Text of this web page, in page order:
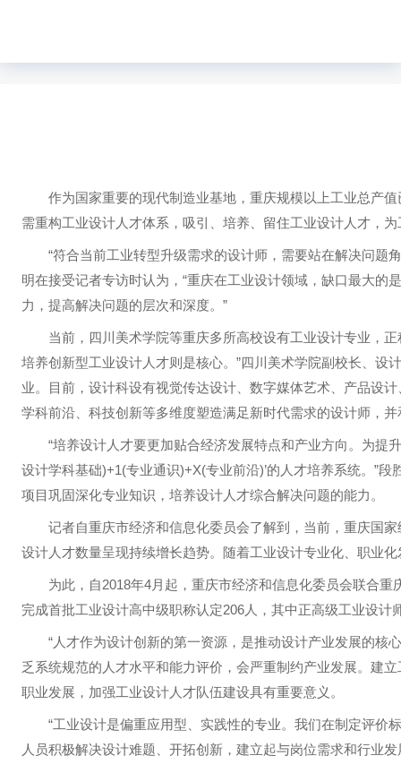
作为国家重要的现代制造业基地，重庆规模以上工业总产值
需重构工业设计人才体系，吸引、培养、留住工业设计人才，
“符合当前工业转型升级需求的设计师，需要站在解决问题
明在接受记者专访时认为，“重庆在工业设计领域，缺口最大
力，提高解决问题的层次和深度。”
当前，四川美术学院等重庆多所高校设有工业设计专业，正
培养创新型工业设计人才则是核心。”四川美术学院副校长、设
业。目前，设计科设有视觉传达设计、数字媒体艺术、产品设
学科前沿、科技创新等多维度塑造满足新时代需求的设计师，
“培养设计人才要更加贴合经济发展特点和产业方向。为提升
设计学科基础)+1(专业通识)+X(专业前沿)’的人才培养系统。”
项目巩固深化专业知识，培养设计人才综合解决问题的能力。
记者自重庆市经济和信息化委员会了解到，当前，重庆国家
设计人才数量呈现持续增长趋势。随着工业设计专业化、职业
为此，自2018年4月起，重庆市经济和信息化委员会联合重
完成首批工业设计高中级职称认定206人，其中正高级工业设
“人才作为设计创新的第一资源，是推动设计产业发展的核
乏系统规范的人才水平和能力评价，会严重制约产业发展。建
职业发展，加强工业设计人才队伍建设具有重要意义。
“工业设计是偏重应用型、实践性的专业。我们在制定评价
人员积极解决设计难题、开拓创新，建立起与岗位需求和行业